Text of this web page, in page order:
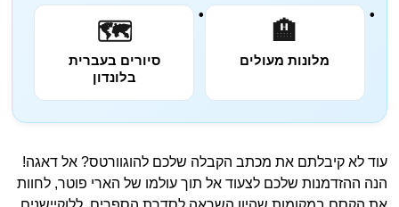
🏨
מלונות מעולים
🗺️
סיורים בעברית
בלונדון
עוד לא קיבלתם את מכתב הקבלה שלכם להוגוורטס? אל דאגה!
הנה ההזדמנות שלכם לצעוד אל תוך עולמו של הארי פוטר, לחוות